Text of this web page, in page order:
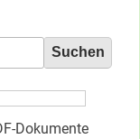
Dokumente